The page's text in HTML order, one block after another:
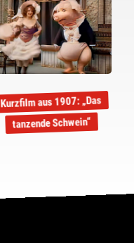
Kurzfilm aus 1907: „Das
tanzende Schwein“